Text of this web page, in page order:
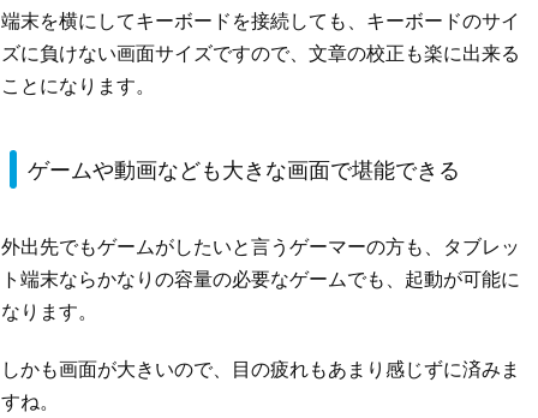
端末を横にしてキーボードを接続しても、キーボードのサイ
ズに負けない画面サイズですので、文章の校正も楽に出来る
ことになります。
ゲームや動画なども大きな画面で堪能できる
外出先でもゲームがしたいと言うゲーマーの方も、タブレッ
ト端末ならかなりの容量の必要なゲームでも、起動が可能に
なります。
しかも画面が大きいので、目の疲れもあまり感じずに済みま
すね。